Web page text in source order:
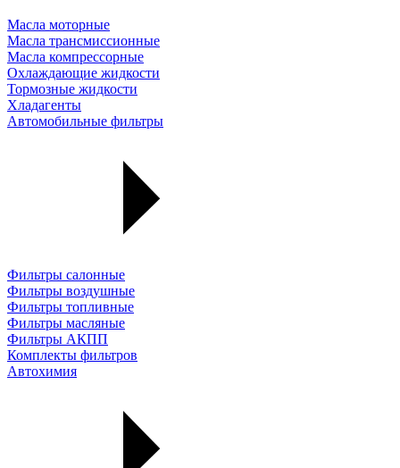
Масла моторные
Масла трансмиссионные
Масла компрессорные
Охлаждающие жидкости
Тормозные жидкости
Хладагенты
Автомобильные фильтры
Фильтры салонные
Фильтры воздушные
Фильтры топливные
Фильтры масляные
Фильтры АКПП
Комплекты фильтров
Автохимия